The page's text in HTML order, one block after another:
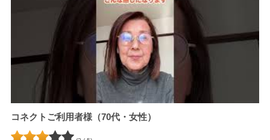
コネクトご利用者様（70代・女性）